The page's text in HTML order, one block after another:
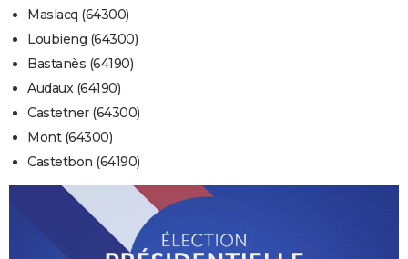
Maslacq (64300)
Loubieng (64300)
Bastanès (64190)
Audaux (64190)
Castetner (64300)
Mont (64300)
Castetbon (64190)